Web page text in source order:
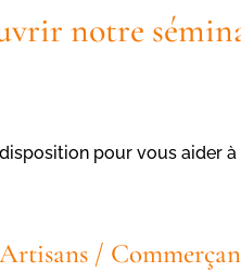
notre
disposition pour vous aider
/